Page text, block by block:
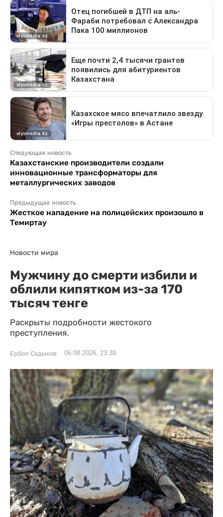
Следующая новость
Казахстанские производители создали
инновационные трансформаторы для
металлургических заводов
Предыдущая новость
Жесткое нападение на полицейских произошло в
Темиртау
Новости мира
Мужчину до смерти избили и
облили кипятком из-за 170
тысяч тенге
Раскрыты подробности жестокого
преступления.
Ербол Садыков 06.08.2026, 23:39